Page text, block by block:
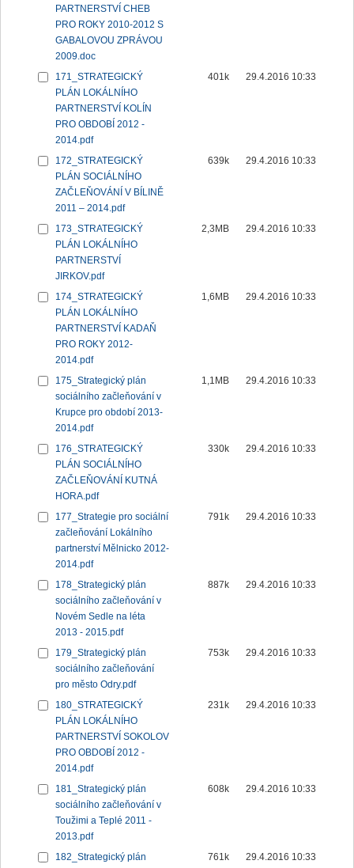
PARTNERSTVÍ CHEB
PRO ROKY 2010-2012 S
GABALOVOU ZPRÁVOU
2009.doc
171_STRATEGICKÝ
PLÁN LOKÁLNÍHO
PARTNERSTVÍ KOLÍN
PRO OBDOBÍ 2012 -
2014.pdf
401k 29.4.2016 10:33
172_STRATEGICKÝ
PLÁN SOCIÁLNÍHO
ZAČLEŇOVÁNÍ V BÍLINĚ
2011 – 2014.pdf
639k 29.4.2016 10:33
173_STRATEGICKÝ
PLÁN LOKÁLNÍHO
PARTNERSTVÍ
JIRKOV.pdf
2,3MB 29.4.2016 10:33
174_STRATEGICKÝ
PLÁN LOKÁLNÍHO
PARTNERSTVÍ KADAŇ
PRO ROKY 2012-
2014.pdf
1,6MB 29.4.2016 10:33
175_Strategický plán
sociálního začleňování v
Krupce pro období 2013-
2014.pdf
1,1MB 29.4.2016 10:33
176_STRATEGICKÝ
PLÁN SOCIÁLNÍHO
ZAČLEŇOVÁNÍ KUTNÁ
HORA.pdf
330k 29.4.2016 10:33
177_Strategie pro sociální
začleňování Lokálního
partnerství Mělnicko 2012-
2014.pdf
791k 29.4.2016 10:33
178_Strategický plán
sociálního začleňování v
Novém Sedle na léta
2013 - 2015.pdf
887k 29.4.2016 10:33
179_Strategický plán
sociálního začleňování
pro město Odry.pdf
753k 29.4.2016 10:33
180_STRATEGICKÝ
PLÁN LOKÁLNÍHO
PARTNERSTVÍ SOKOLOV
PRO OBDOBÍ 2012 -
2014.pdf
231k 29.4.2016 10:33
181_Strategický plán
sociálního začleňování v
Toužimi a Teplé 2011 -
2013.pdf
608k 29.4.2016 10:33
182_Strategický plán
761k 29.4.2016 10:33